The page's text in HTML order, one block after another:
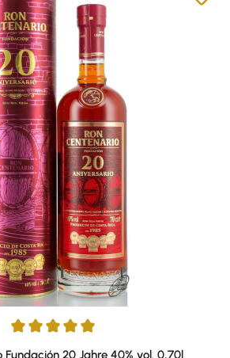
von 4.92 von 5 Sternen
Fundación 20 Jahre 40% vol. 0,70l